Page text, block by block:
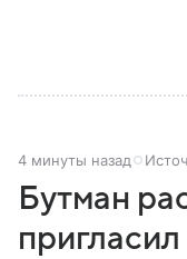
4 минуты назад
Бутман